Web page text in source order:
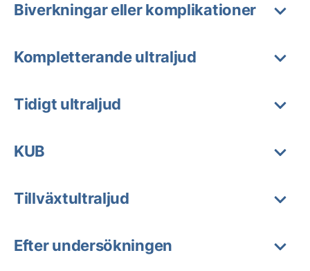
Biverkningar eller komplikationer
Kompletterande ultraljud
Tidigt ultraljud
KUB
Tillväxtultraljud
Efter undersökningen